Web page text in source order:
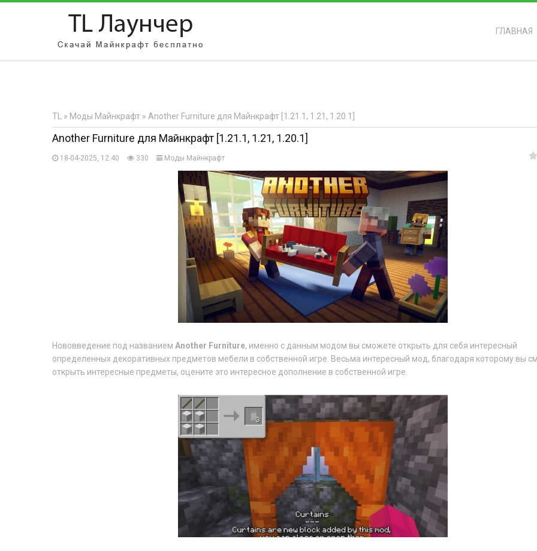
АВТОРИЗАЦИЯ НА САЙТЕ
Регистрация
ГЛАВНАЯ
TL » Моды Майнкрафт » Another Furniture для Майнкрафт [1.21.1, 1.21, 1.20.1]
Another Furniture для Майнкрафт [1.21.1, 1.21, 1.20.1]
18-04-2025, 12:40 330 Моды Майнкрафт
Нововведение под названием Another Furniture, именно с данным модом вы сможете открыть для себя интересный
определенных декоративных предметов мебели в собственной игре. Весьма интересный мод, благодаря которому вы
открыть интересные предметы, оцените это интересное дополнение в собственной игре.